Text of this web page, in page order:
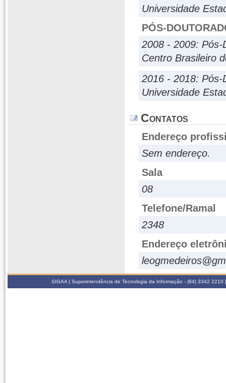
Universidade
PÓS-
2008 - 2009: Pós-
Centro Brasileiro
2016 - 2018: Pós-
Universidade
Contatos
Endereço
Sem endereço.
Sala
08
Telefone/Ramal
2348
Endereço
SIGAA | Superintendência de Tecnologia da Informação - (84) 3342